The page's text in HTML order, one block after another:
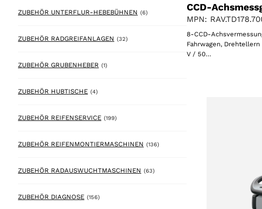
ZUBEHÖR UNTERFLUR-HEBEBÜHNEN (6)6 products
ZUBEHÖR RADGREIFANLAGEN (32)32 products
ZUBEHÖR GRUBENHEBER (1)1 product
ZUBEHÖR HUBTISCHE (4)4 products
ZUBEHÖR REIFENSERVICE (199)199 products
ZUBEHÖR REIFENMONTIERMASCHINEN (136)136 products
ZUBEHÖR RADAUSWUCHTMASCHINEN (63)63 products
ZUBEHÖR DIAGNOSE (156)156 products
CCD-
MPN:
8-CCD-
Fahrwagen,
V / 50…